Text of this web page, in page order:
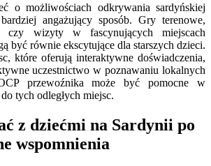
o możliwościach odkrywania sardyńskiej
angażujący sposób. Gry terenowe,
czy wizyty w fascynujących miejscach
być równie ekscytujące dla starszych dzieci.
które oferują interaktywne doświadczenia,
uczestnictwo w poznawaniu lokalnych
przewoźnika może być pomocne w
tych odległych miejsc.
z dziećmi na Sardynii po
wspomnienia